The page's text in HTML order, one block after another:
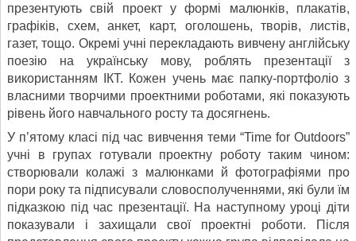
презентують свій проект у формі малюнків, плакатів,
графіків, схем, анкет, карт, оголошень, творів, листів,
газет, тощо. Окремі учні перекладають вивчену англійську
поезію на українську мову, роблять презентації з
використанням ІКТ. Кожен учень має папку-портфоліо з
власними творчими проектними роботами, які показують
рівень його навчального росту та досягнень.
У п’ятому класі під час вивчення теми “Time for Outdoors”
учні в групах готували проектну роботу таким чином:
створювали колажі з малюнками й фотографіями про
пори року та підписували словосполученнями, які були їм
підказкою під час презентації. На наступному уроці діти
показували і захи­щали свої проектні роботи. Після